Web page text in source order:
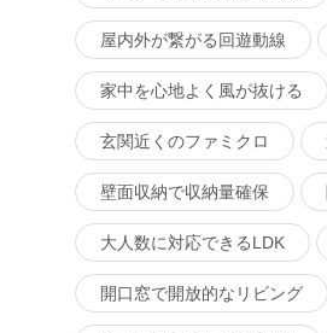
屋内外が繋がる回遊動線
家中を心地よく風が抜ける
玄関近くのファミクロ
壁面収納で収納量確保
大人数に対応できるLDK
開口窓で開放的なリビング